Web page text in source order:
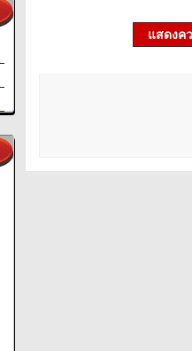
แสดงค